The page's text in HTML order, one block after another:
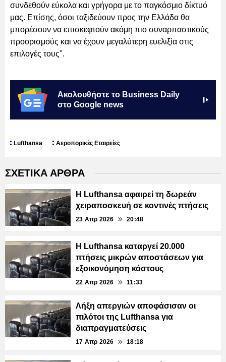
συνδεθούν εύκολα και γρήγορα με το παγκόσμιο δίκτυό
μας. Επίσης, όσοι ταξιδεύουν προς την Ελλάδα θα
μπορέσουν να επισκεφτούν ακόμη πιο συναρπαστικούς
προορισμούς και να έχουν μεγαλύτερη ευελιξία στις
επιλογές τους".
Ακολουθήστε το Business Daily
στο Google news
Lufthansa Αεροπορικές Εταιρείες
ΣΧΕΤΙΚΑ ΑΡΘΡΑ
Η Lufthansa αφαιρεί τη δωρεάν
χειραποσκευή σε κοντινές πτήσεις
23 Απρ 2026 20:48
Η Lufthansa καταργεί 20.000
πτήσεις μικρών αποστάσεων για
εξοικονόμηση κόστους
22 Απρ 2026 11:33
Λήξη απεργιών αποφάσισαν οι
πιλότοι της Lufthansa για
διαπραγματεύσεις
17 Απρ 2026 18:18